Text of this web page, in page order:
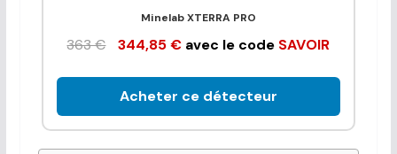
Minelab XTERRA PRO
363 € 344,85 € avec le code SAVOIR
Acheter ce détecteur